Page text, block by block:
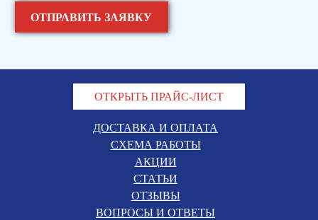
ОТКРЫТЬ ПРАЙС-ЛИСТ
ДОСТАВКА И ОПЛАТА
СХЕМА РАБОТЫ
АКЦИИ
СТАТЬИ
ОТЗЫВЫ
ВОПРОСЫ И ОТВЕТЫ